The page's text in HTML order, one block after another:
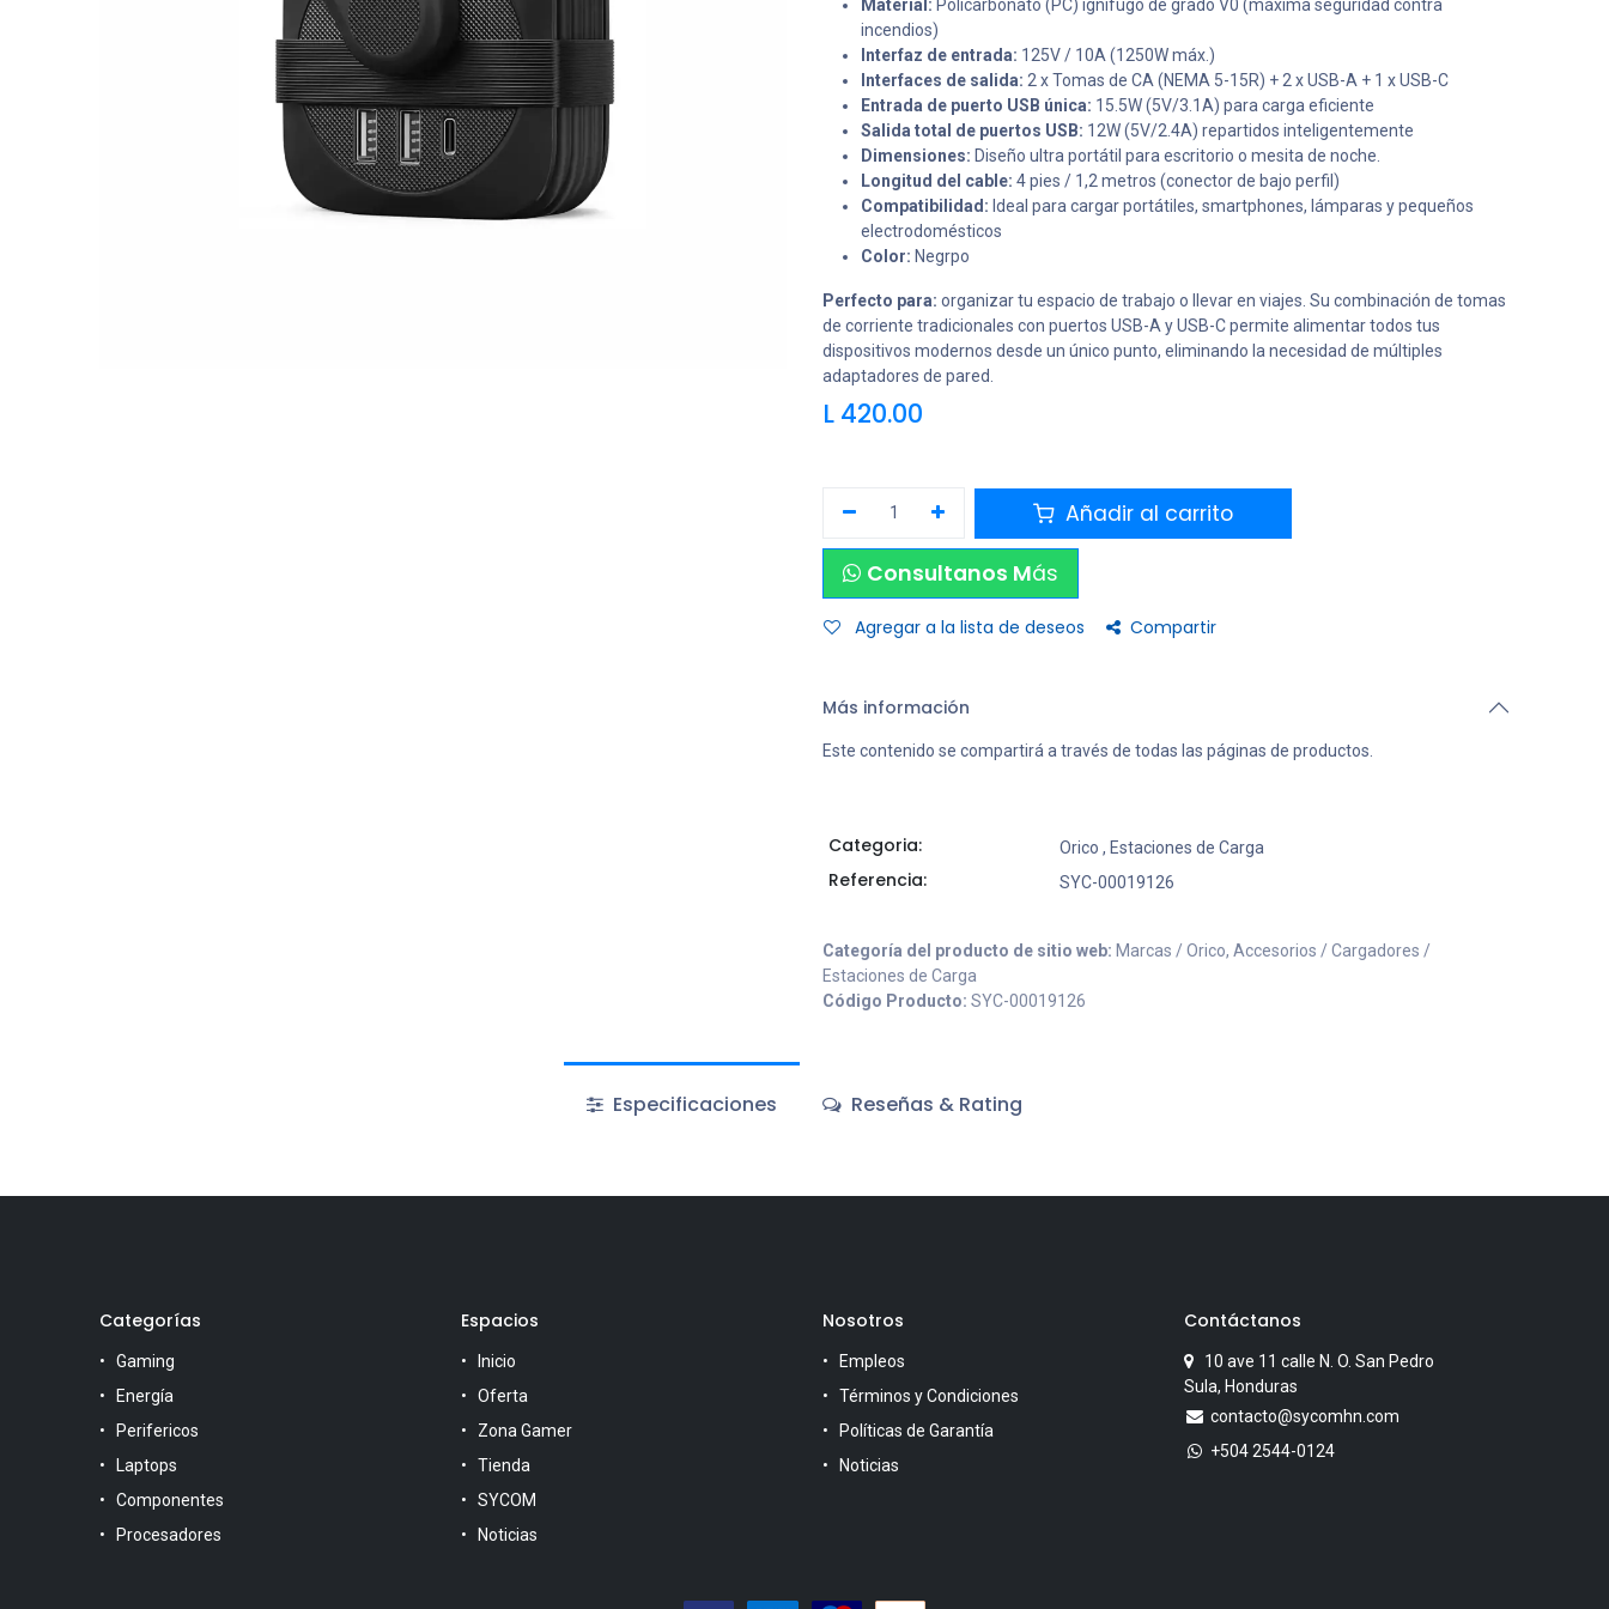
Material: Policarbonato (PC) ignífugo de grado V0 (máxima seguridad contra
incendios)
Interfaz de entrada: 125V / 10A (1250W máx.)
Interfaces de salida: 2 x Tomas de CA (NEMA 5-15R) + 2 x USB-A + 1 x USB-C
Entrada de puerto USB única: 15.5W (5V/3.1A) para carga eficiente
Salida total de puertos USB: 12W (5V/2.4A) repartidos inteligentemente
Dimensiones: Diseño ultra portátil para escritorio o mesita de noche.
Longitud del cable: 4 pies / 1,2 metros (conector de bajo perfil)
Compatibilidad: Ideal para cargar portátiles, smartphones, lámparas y pequeños
electrodomésticos
Color: Negrpo
Perfecto para: organizar tu espacio de trabajo o llevar en viajes. Su combinación de tomas
de corriente tradicionales con puertos USB-A y USB-C permite alimentar todos tus
dispositivos modernos desde un único punto, eliminando la necesidad de múltiples
adaptadores de pared.
L 420.00
Añadir al carrito
Consultanos Más
Agregar a la lista de deseos Compartir
Más información
Este contenido se compartirá a través de todas las páginas de productos.
Categoria: Orico , Estaciones de Carga
Referencia: SYC-00019126
Categoría del producto de sitio web: Marcas / Orico, Accesorios / Cargadores /
Estaciones de Carga
Código Producto: SYC-00019126
Especificaciones Reseñas & Rating
Categorías
Gaming
Energía
Perifericos
Laptops
Componentes
Procesadores
Espacios
Inicio
Oferta
Zona Gamer
Tienda
SYCOM
Noticias
Nosotros
Empleos
Términos y Condiciones
Políticas de Garantía
Noticias
Contáctanos
10 ave 11 calle N. O. San Pedro
Sula, Honduras
contacto@sycomhn.com
+504 2544-0124